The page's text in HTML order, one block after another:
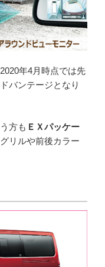
年4月時点では先
バンテージとなり
方も ＥＸパッケー
リルや前後カラー